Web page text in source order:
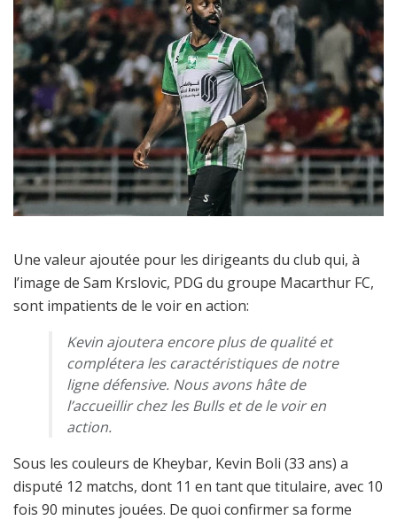
Une valeur ajoutée pour les dirigeants du club qui, à
l’image de Sam Krslovic, PDG du groupe Macarthur FC,
sont impatients de le voir en action:
Kevin ajoutera encore plus de qualité et
complétera les caractéristiques de notre
ligne défensive. Nous avons hâte de
l’accueillir chez les Bulls et de le voir en
action.
Sous les couleurs de Kheybar, Kevin Boli (33 ans) a
disputé 12 matchs, dont 11 en tant que titulaire, avec 10
fois 90 minutes jouées. De quoi confirmer sa forme